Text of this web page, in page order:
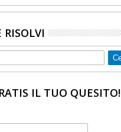
RISOLVI
IL TUO QUESITO!